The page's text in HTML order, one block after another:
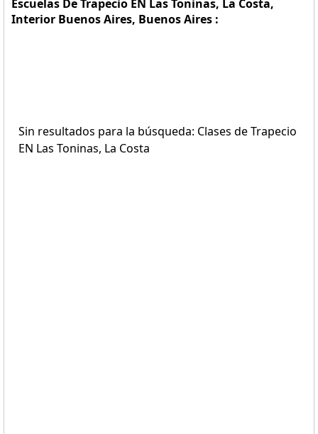
Escuelas De Trapecio EN Las Toninas, La Costa,
Interior Buenos Aires, Buenos Aires :
Sin resultados para la búsqueda: Clases de Trapecio
EN Las Toninas, La Costa